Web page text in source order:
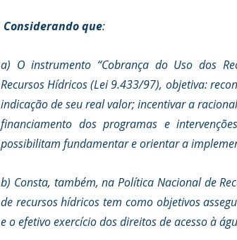
Considerando que:
a) O instrumento “Cobrança do Uso dos
Recursos Hídricos (Lei 9.433/97), objetiva:
indicação de seu real valor; incentivar a
financiamento dos programas e
possibilitam fundamentar e orientar a
b) Consta, também, na Política Nacional de
de recursos hídricos tem como objetivos
e o efetivo exercício dos direitos de acesso à